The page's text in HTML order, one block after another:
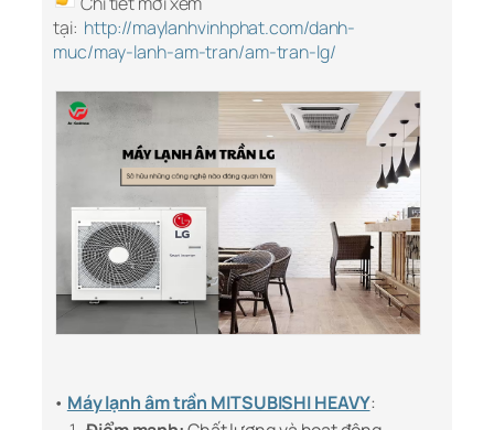
tại: http://maylanhvinhphat.com/danh-
muc/may-lanh-am-tran/am-tran-lg/
• Máy lạnh âm trần MITSUBISHI HEAVY: